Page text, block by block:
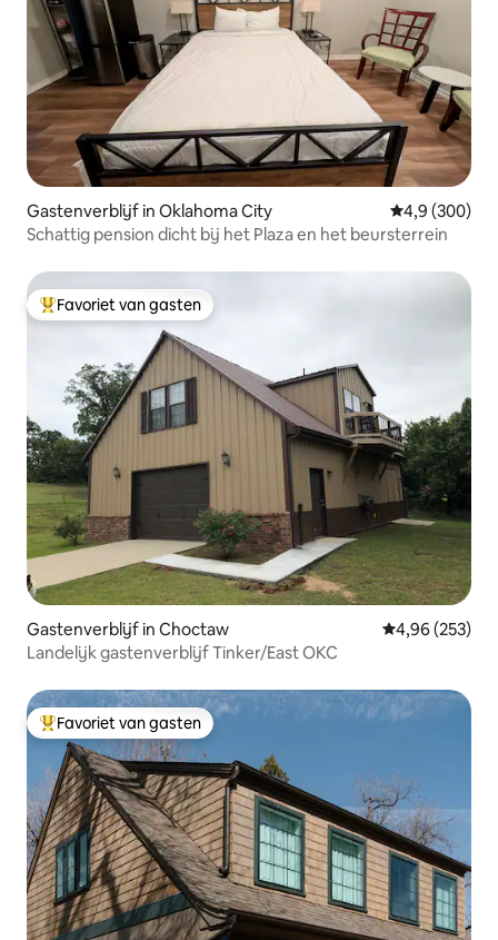
Gastenverblijf in Oklahoma City Gemiddelde
4,9 (300)
Schattig pension dicht bij het Plaza en het beursterrein
Topfavoriet van gasten
Favoriet van gasten
Gastenverblijf in Choctaw Gemiddelde
4,96 (253)
Landelijk gastenverblijf Tinker/East OKC
Topfavoriet van gasten
Favoriet van gasten